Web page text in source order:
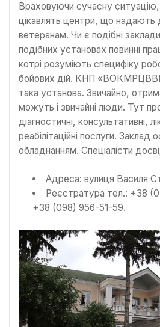
Враховуючи сучасну ситуацію,
цікавлять центри, що надають
ветеранам. Чи є подібні
подібних установах повинні
котрі розуміють специфіку
бойових дій. КНП
така установа. Звичайно,
можуть і звичайні люди. Тут
діагностичні, консультативні,
реабілітаційні послуги. Заклад
обладнанням. Спеціалісти
Адреса: вулиця Василя
Реєстратура тел.: +38
+38 (098) 956-51-59.